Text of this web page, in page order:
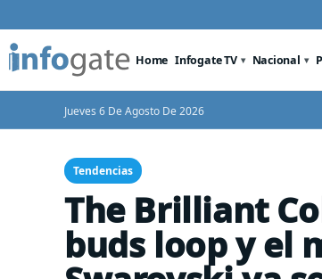
Home Infogate TV Nacional
Jueves 6 De Agosto De 2026
Tendencias
The Brilliant
buds loop y el